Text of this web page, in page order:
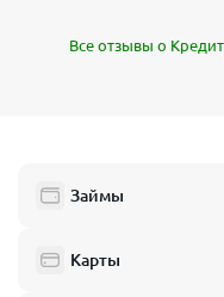
Все отзывы о
Займы
Карты